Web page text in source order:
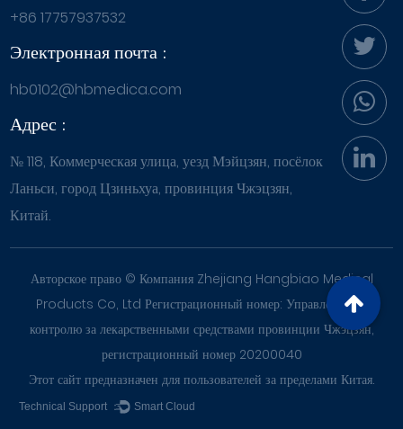
+86 17757937532
Электронная почта :
hb0102@hbmedica.com
Адрес :
№ 118, Коммерческая улица, уезд Мэйцзян, посёлок
Ланьси, город Цзиньхуа, провинция Чжэцзян,
Китай.
Авторское право © Компания Zhejiang Hangbiao Medical
Products Co, Ltd Регистрационный номер: Управление по
контролю за лекарственными средствами провинции Чжэцзян,
регистрационный номер 20200040
Этот сайт предназначен для пользователей за пределами Китая.
Technical Support ： Smart Cloud